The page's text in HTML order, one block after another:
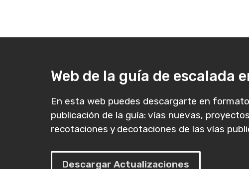
Web de la guía de escalada
En esta web puedes descargarte en
publicación de la guía: vías nuevas,
recotaciones y decotaciones de las vías
Descargar Actualizaciones